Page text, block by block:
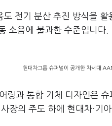
도 전기 분산 추진 방식을
소음에 불과한 수준입니다.
현대차그룹 슈퍼널이 공개한 차세대
링과 통합 기체 디자인은
장의 주도 하에 현대차·기